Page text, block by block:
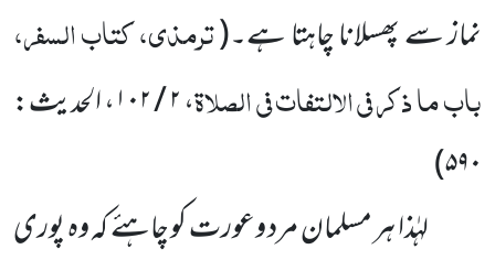
نماز سے پھسلانا چاہتا ہے۔(ترمذی، کتاب السفر،
باب ما ذکر فی الالتفات فی الصلاۃ،۲ / ۱۰۲
، الحدیث:
۵۹۰)
لہٰذا ہر مسلمان مرد وعورت کو چاہئے کہ وہ پوری